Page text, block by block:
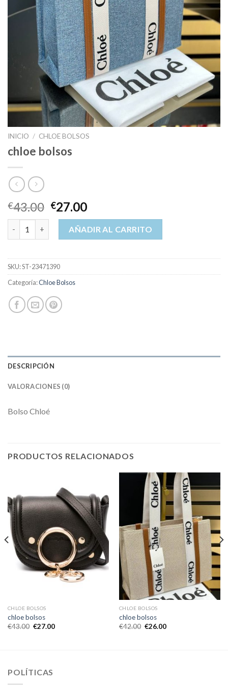
INICIO / CHLOE BOLSOS
chloe bolsos
€43.00 €27.00
chloe bolsos cantidadAÑADIR AL CARRITO
SKU:ST-23471390
Categoría:Chloe Bolsos
DESCRIPCIÓN
VALORACIONES (0)
Bolso Chloé
PRODUCTOS RELACIONADOS
CHLOE BOLSOS
chloe bolsos
€43.00 €27.00
CHLOE BOLSOS
chloe bolsos
€42.00 €26.00
POLÍTICAS